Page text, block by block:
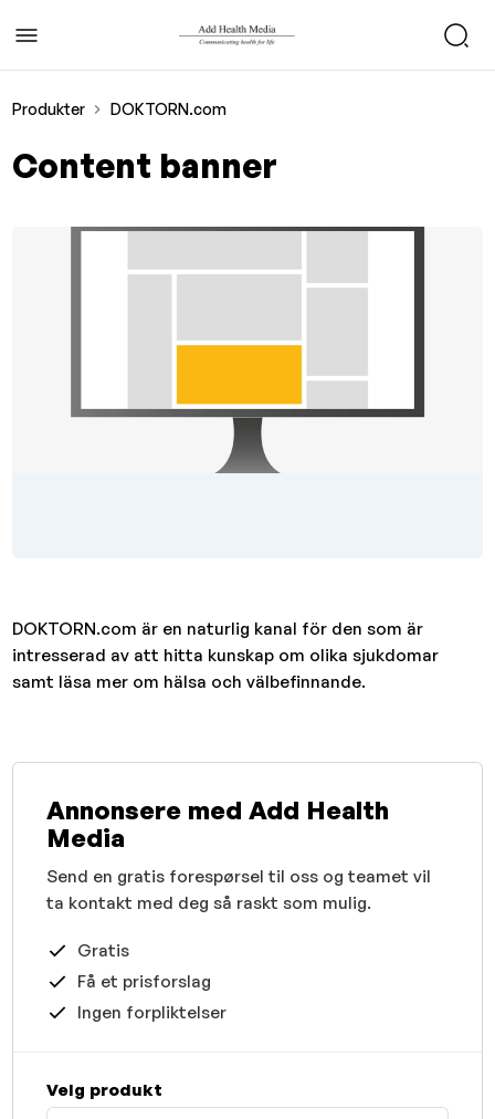
Produkter DOKTORN.com
Content banner
DOKTORN.com är en naturlig kanal för den som är
intresserad av att hitta kunskap om olika sjukdomar
samt läsa mer om hälsa och välbefinnande.
Annonsere med Add Health
Media
Send en gratis forespørsel til oss og teamet vil
ta kontakt med deg så raskt som mulig.
Gratis
Få et prisforslag
Ingen forpliktelser
Velg produkt